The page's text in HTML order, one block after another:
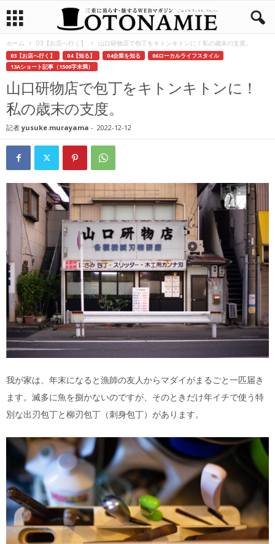
ホーム 03【お店へ行く】 山口研物店で包丁をキトンキトンに！私の歳末の支度。
03【お店へ行く】 04【知る】 04企業を知る
06ローカルライフスタイル
13Aショート記事（1500字未満）
山口研物店で包丁をキトンキトンに！
私の歳末の支度。
記者 yusuke.murayama - 2022-12-12
我が家は、年末になると漁師の友人からマダイがまるごと一匹届き
ます。滅多に魚を捌かないのですが、そのときだけ年イチで使う特
別な出刃包丁と柳刃包丁（刺身包丁）があります。